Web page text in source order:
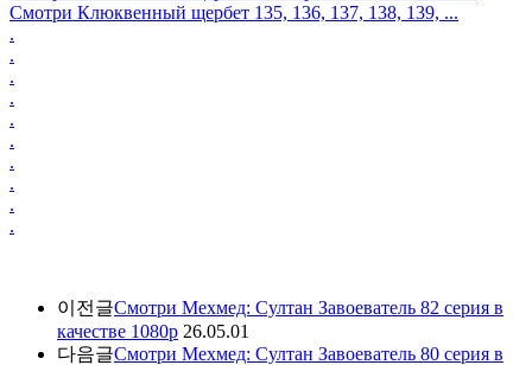
Смотри Клюквенный щербет 135, 136, 137, 138, 139, ...
.
.
.
.
.
.
.
.
.
.
이전글Смотри Мехмед: Султан Завоеватель 82 серия в
качестве 1080p 26.05.01
다음글Смотри Мехмед: Султан Завоеватель 80 серия в